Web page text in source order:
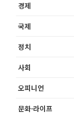
경제
국제
정치
사회
오피니언
문화·라이프